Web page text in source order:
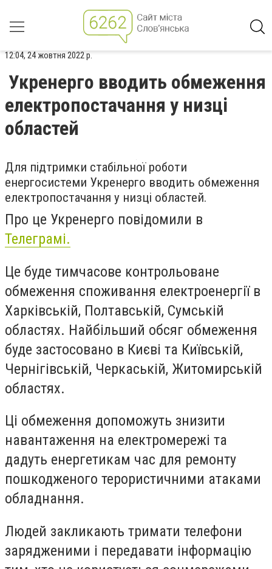
12:04, 24 жовтня 2022 р.
Укренерго вводить обмеження
електропостачання у низці
областей
Для підтримки стабільної роботи
енергосистеми Укренерго вводить обмеження
електропостачання у низці областей.
Про це Укренерго повідомили в
Телеграмі.
Це буде тимчасове контрольоване
обмеження споживання електроенергії в
Харківській, Полтавській, Сумській
областях. Найбільший обсяг обмеження
буде застосовано в Києві та Київській,
Чернігівській, Черкаській, Житомирській
областях.
Ці обмеження допоможуть знизити
навантаження на електромережі та
дадуть енергетикам час для ремонту
пошкодженого терористичними атаками
обладнання.
Людей закликають тримати телефони
зарядженими і передавати інформацію